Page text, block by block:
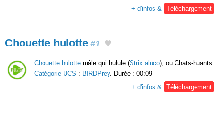
+ d'infos & Téléchargement
Chouette hulotte #1
Chouette hulotte mâle qui hulule (Strix aluco), ou Chats-huants.
Catégorie UCS : BIRDPrey. Durée : 00:09.
+ d'infos &
Téléchargement